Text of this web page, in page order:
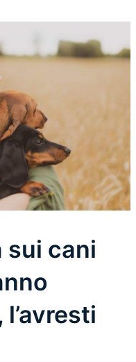
sui cani